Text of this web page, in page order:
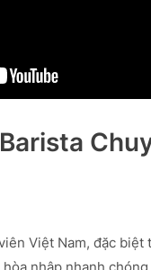
Việt Nam, đặc